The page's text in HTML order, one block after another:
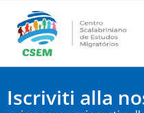
Iscriviti alla